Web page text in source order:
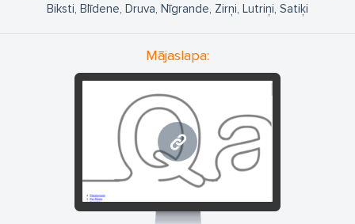
Biksti, Blīdene, Druva, Nīgrande, Zirņi, Lutriņi, Satiķi
Mājaslapa:
qashel.lv